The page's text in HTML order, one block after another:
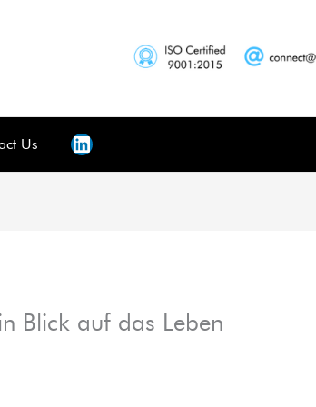
Us
Blick auf das Leben